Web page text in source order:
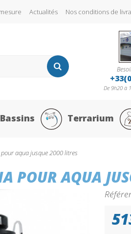
Actualités Nos conditions de
De 9h20 à
Bassins Terrarium
aqua jusque 2000 litres
POUR AQUA